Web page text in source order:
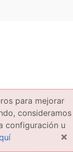
para mejorar
consideramos
configuración u
×